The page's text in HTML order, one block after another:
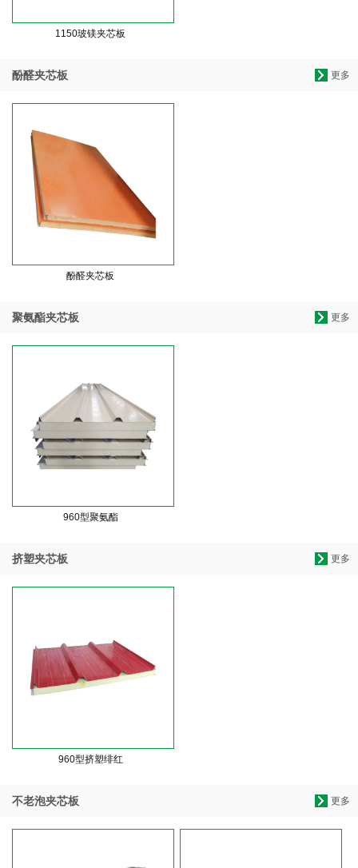
1150玻镁夹芯板
更多
酚醛夹芯板
酚醛夹芯板
更多
聚氨酯夹芯板
960型聚氨酯
更多
挤塑夹芯板
960型挤塑绯红
更多
不老泡夹芯板